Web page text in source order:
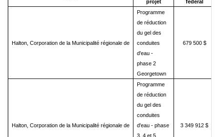
projet
fédéral
Halton, Corporation de la Municipalité régionale de
Programme
de réduction
du gel des
conduites
d'eau -
phase 2
Georgetown
679 500 $
Halton, Corporation de la Municipalité régionale de
Programme
de réduction
du gel des
conduites
d'eau - phase
3, 4 et 5
3 349 912 $